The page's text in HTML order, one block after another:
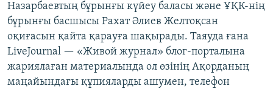
Назарбаевтың бұрынғы күйеу баласы және ҰҚК-нің
бұрынғы басшысы Рахат Әлиев Желтоқсан
оқиғасын қайта қарауға шақырады. Таяуда ғана
LiveJournal — «Живой журнал» блог-порталына
жариялаған материалында ол өзінің Ақорданың
маңайындағы құпияларды ашумен, телефон